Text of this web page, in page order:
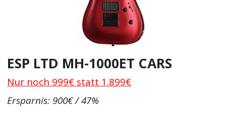
ESP LTD MH-1000ET CARS
Nur noch 999€ statt 1.899€
Ersparnis: 900€ / 47%